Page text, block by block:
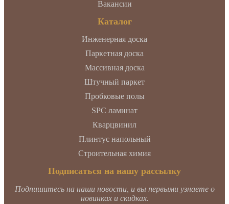
Вакансии
Каталог
Инженерная доска
Паркетная доска
Массивная доска
Штучный паркет
Пробковые полы
SPC ламинат
Кварцвинил
Плинтус напольный
Строительная химия
Подписаться на нашу рассылку
Подпишитесь на наши новости, и вы первыми узнаете о
новинках и скидках.